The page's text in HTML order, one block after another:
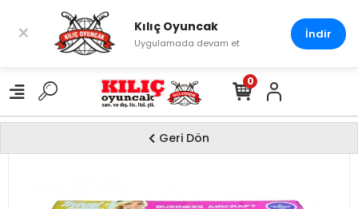
0
Geri Dön
× Kılıç Oyuncak
Uygulamada devam et
İndir